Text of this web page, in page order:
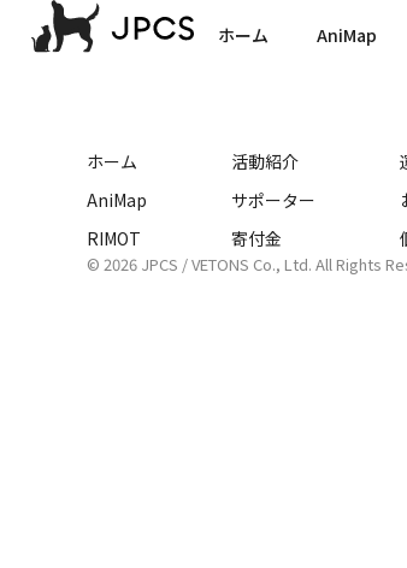
ホーム AniMap
46000 株式
ホーム
AniMap
RIMOT
活動紹介
サポーター
寄付金
© 2026 JPCS / VETONS Co., Ltd. All Rights